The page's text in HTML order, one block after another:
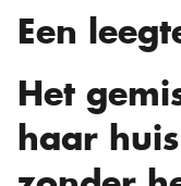
Een
Het
haar